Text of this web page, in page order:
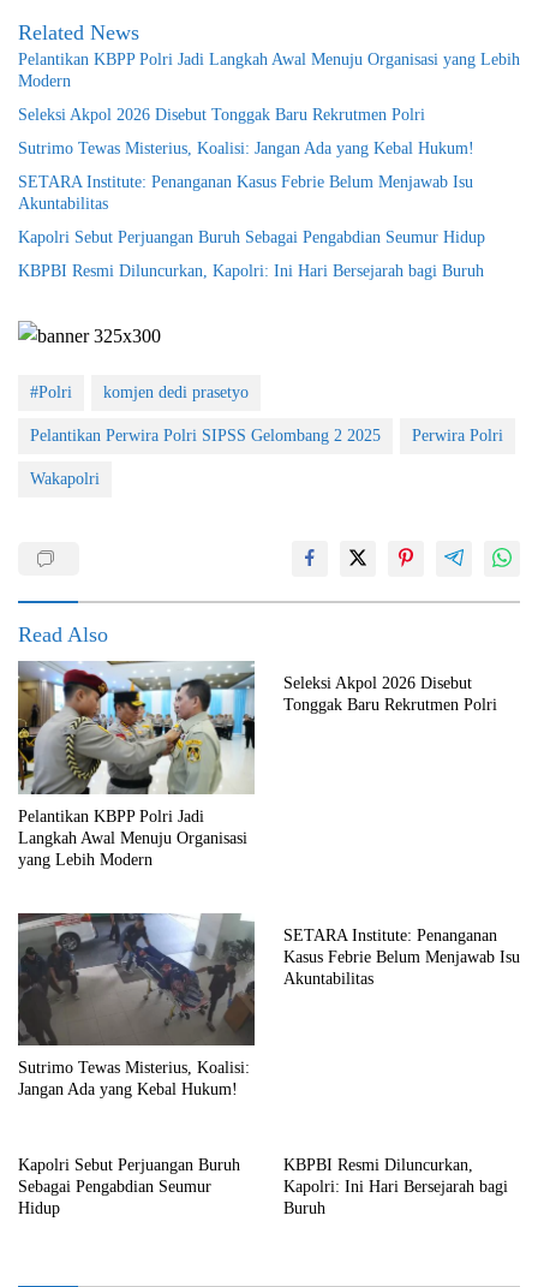
Related News
Pelantikan KBPP Polri Jadi Langkah Awal Menuju Organisasi yang Lebih
Modern
Seleksi Akpol 2026 Disebut Tonggak Baru Rekrutmen Polri
Sutrimo Tewas Misterius, Koalisi: Jangan Ada yang Kebal Hukum!
SETARA Institute: Penanganan Kasus Febrie Belum Menjawab Isu
Akuntabilitas
Kapolri Sebut Perjuangan Buruh Sebagai Pengabdian Seumur Hidup
KBPBI Resmi Diluncurkan, Kapolri: Ini Hari Bersejarah bagi Buruh
#Polri komjen dedi prasetyo
Pelantikan Perwira Polri SIPSS Gelombang 2 2025 Perwira Polri
Wakapolri
Read Also
Pelantikan KBPP Polri Jadi
Langkah Awal Menuju Organisasi
yang Lebih Modern
Seleksi Akpol 2026 Disebut
Tonggak Baru Rekrutmen Polri
Sutrimo Tewas Misterius, Koalisi:
Jangan Ada yang Kebal Hukum!
SETARA Institute: Penanganan
Kasus Febrie Belum Menjawab Isu
Akuntabilitas
Kapolri Sebut Perjuangan Buruh
Sebagai Pengabdian Seumur
Hidup
KBPBI Resmi Diluncurkan,
Kapolri: Ini Hari Bersejarah bagi
Buruh